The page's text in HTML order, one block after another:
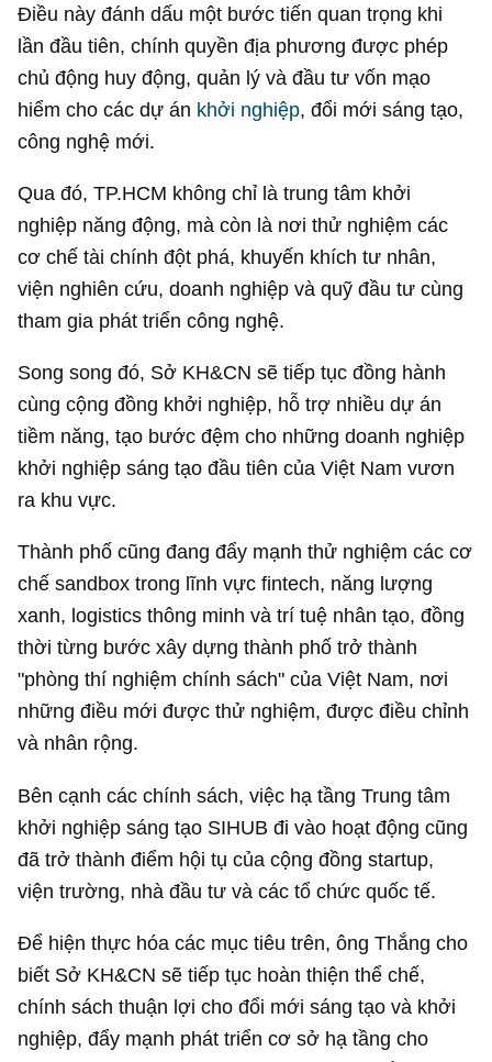
Điều này đánh dấu một bước tiến quan trọng khi
lần đầu tiên, chính quyền địa phương được phép
chủ động huy động, quản lý và đầu tư vốn mạo
hiểm cho các dự án khởi nghiệp, đổi mới sáng tạo,
công nghệ mới.
Qua đó, TP.HCM không chỉ là trung tâm khởi
nghiệp năng động, mà còn là nơi thử nghiệm các
cơ chế tài chính đột phá, khuyến khích tư nhân,
viện nghiên cứu, doanh nghiệp và quỹ đầu tư cùng
tham gia phát triển công nghệ.
Song song đó, Sở KH&CN sẽ tiếp tục đồng hành
cùng cộng đồng khởi nghiệp, hỗ trợ nhiều dự án
tiềm năng, tạo bước đệm cho những doanh nghiệp
khởi nghiệp sáng tạo đầu tiên của Việt Nam vươn
ra khu vực.
Thành phố cũng đang đẩy mạnh thử nghiệm các cơ
chế sandbox trong lĩnh vực fintech, năng lượng
xanh, logistics thông minh và trí tuệ nhân tạo, đồng
thời từng bước xây dựng thành phố trở thành
"phòng thí nghiệm chính sách" của Việt Nam, nơi
những điều mới được thử nghiệm, được điều chỉnh
và nhân rộng.
Bên cạnh các chính sách, việc hạ tầng Trung tâm
khởi nghiệp sáng tạo SIHUB đi vào hoạt động cũng
đã trở thành điểm hội tụ của cộng đồng startup,
viện trường, nhà đầu tư và các tổ chức quốc tế.
Để hiện thực hóa các mục tiêu trên, ông Thắng cho
biết Sở KH&CN sẽ tiếp tục hoàn thiện thể chế,
chính sách thuận lợi cho đổi mới sáng tạo và khởi
nghiệp, đẩy mạnh phát triển cơ sở hạ tầng cho